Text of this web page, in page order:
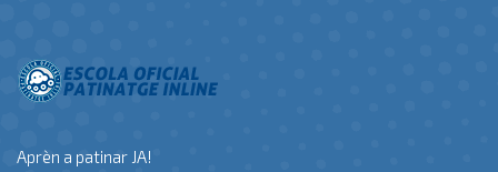
Aprèn a patinar JA!